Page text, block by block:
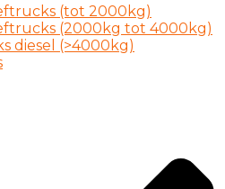
(tot 2000kg)
(2000kg tot 4000kg)
diesel (>4000kg)